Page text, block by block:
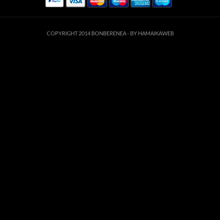
COPYRIGHT 2014 BONBERENEA - BY HAMAIKAWEB